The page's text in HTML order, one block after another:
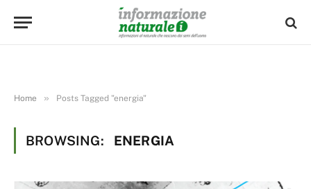
Home » Posts Tagged "energia"
BROWSING: ENERGIA